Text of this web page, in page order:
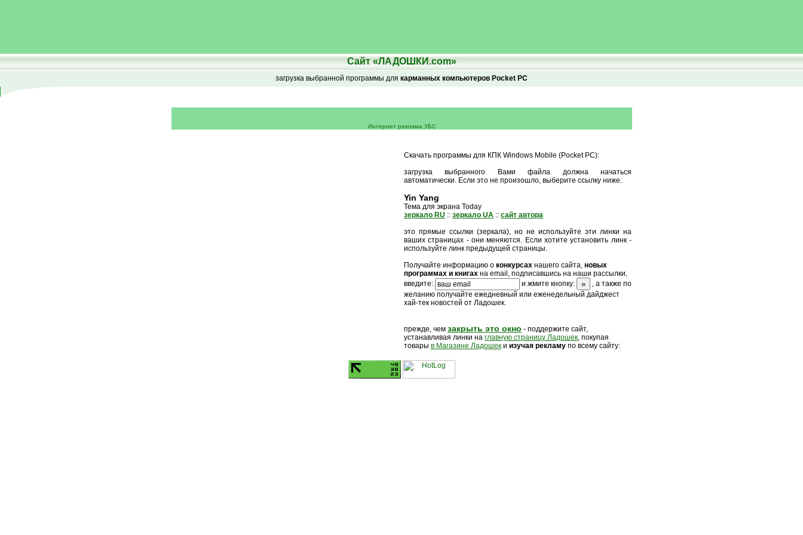
Сайт «ЛАДОШКИ.com»
загрузка выбранной программы для карманных компьютеров Pocket PC
Интернет реклама УБС
Скачать программы для КПК Windows Mobile (Pocket PC):
загрузка выбранного Вами файла должна начаться
автоматически. Если это не произошло, выберите ссылку ниже:
Yin Yang
Тема для экрана Today
зеркало RU :: зеркало UA :: сайт автора
это прямые ссылки (зеркала), но не используйте эти линки на
ваших страницах - они меняются. Если хотите установить линк -
используйте линк предыдущей страницы.
Получайте информацию о конкурсах нашего сайта, новых
программах и книгах на email, подписавшись на наши рассылки,
введите:
и жмите кнопку:
, а также по
желанию получайте ежедневный или еженедельный дайджест
хай-тек новостей от Ладошек.
прежде, чем закрыть это окно - поддержите сайт,
устанавливая линки на главную страницу Ладошек, покупая
товары в Магазине Ладошек и изучая рекламу по всему сайту: